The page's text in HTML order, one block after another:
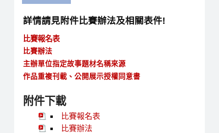
詳情請見附件比賽辦法及相關表件!
比賽報名表
比賽辦法
主辦單位指定故事題材名稱來源
作品重複刊載、公開展示授權同意書
附件下載
比賽報名表
比賽辦法